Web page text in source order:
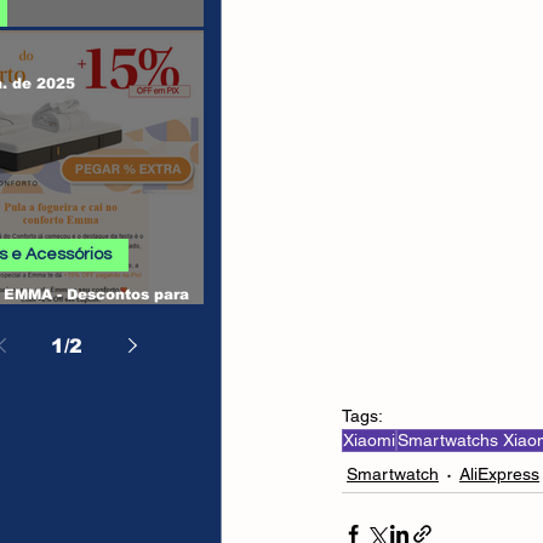
EMMA - Descontos para
e Acessórios
de 2025
1/2
Tags:
XiaomiSmartwatchs
Smartwatch
AliExpress